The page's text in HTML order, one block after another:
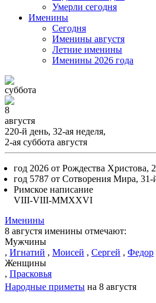
Умерли сегодня
Именины
Cегодня
Именины августя
Летние именины
Именины 2026 года
суббота
8
августя
220-й день, 32-ая неделя,
2-ая суббота августя
год 2026 от Рождества Христова,
год 5787 от Сотворения Мира, 31-
Римское написание
VIII-VIII-MMXXVI
Именины
8 августя именины отмечают:
Мужчины
, Игнатий , Моисей , Сергей , Федор
Женщины
, Прасковья
Народные приметы на 8 августя